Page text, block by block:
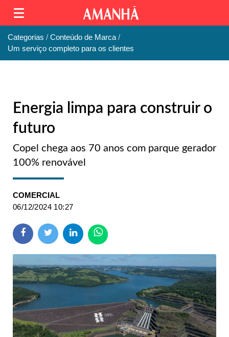
Categorias
Conteúdo de Marca
Um serviço completo para os clientes
Energia limpa para construir o
futuro
Copel chega aos 70 anos com parque gerador
100% renovável
COMERCIAL
06/12/2024 10:27